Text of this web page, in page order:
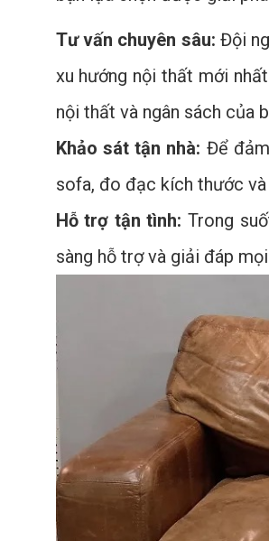
Tư vấn chuyên sâu: Đội
xu hướng nội thất mới
nội thất và ngân sách của
Khảo sát tận nhà: Để
sofa, đo đạc kích thước
Hỗ trợ tận tình: Trong
sàng hỗ trợ và giải đáp